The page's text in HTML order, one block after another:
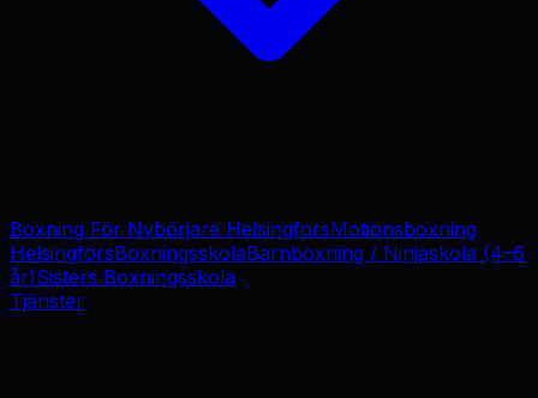
Boxning För Nybörjare HelsingforsMotionsboxning
HelsingforsBoxningsskolaBarnboxning / Ninjaskola (4–6
år)Sisters Boxningsskola
Tjänster